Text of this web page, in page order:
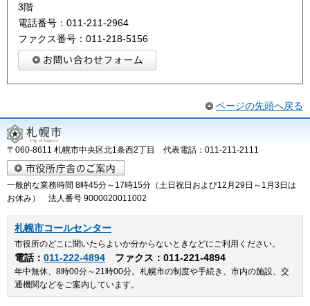
3階
電話番号：011-211-2964
ファクス番号：011-218-5156
ページの先頭へ戻る
〒060-8611 札幌市中央区北1条西2丁目 代表電話：011-211-2111
一般的な業務時間 8時45分～17時15分（土日祝日および12月29日～1月3日は
お休み） 法人番号 9000020011002
札幌市コールセンター
市役所のどこに聞いたらよいか分からないときなどにご利用ください。
電話： 011-222-4894 ファクス：011-221-4894
年中無休、8時00分～21時00分。札幌市の制度や手続き、市内の施設、交
通機関などをご案内しています。